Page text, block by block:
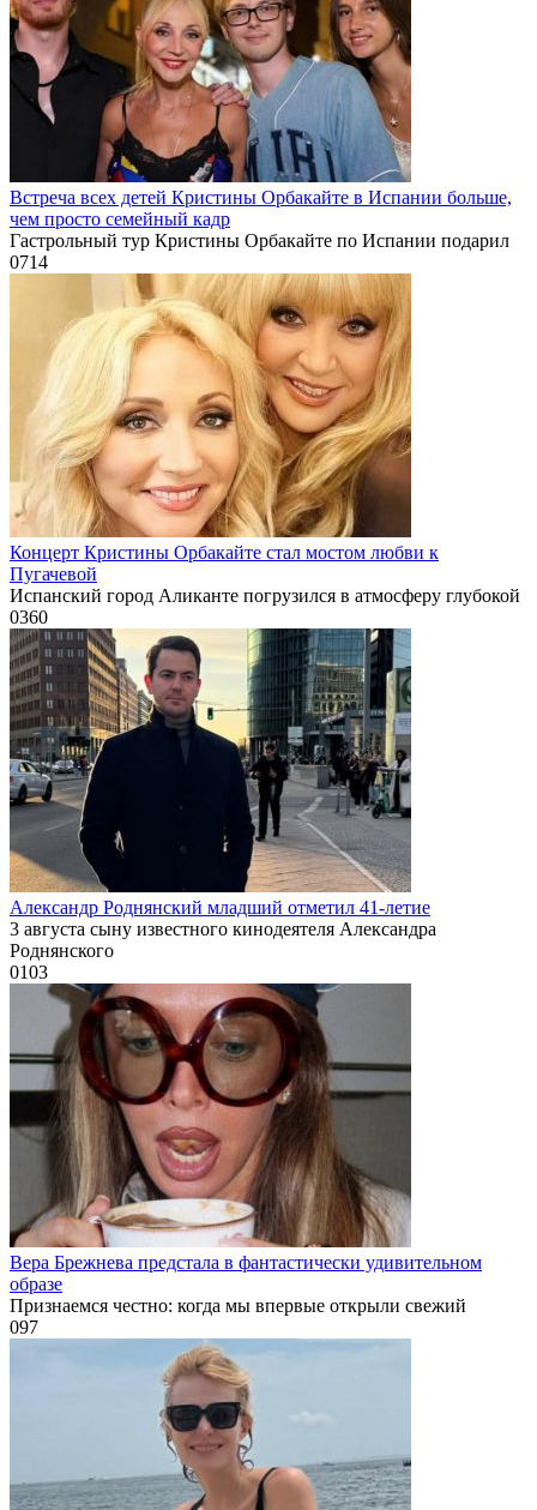
Встреча всех детей Кристины Орбакайте в Испании больше,
чем просто семейный кадр
Гастрольный тур Кристины Орбакайте по Испании подарил
0714
Концерт Кристины Орбакайте стал мостом любви к
Пугачевой
Испанский город Аликанте погрузился в атмосферу глубокой
0360
Александр Роднянский младший отметил 41-летие
3 августа сыну известного кинодеятеля Александра
Роднянского
0103
Вера Брежнева предстала в фантастически удивительном
образе
Признаемся честно: когда мы впервые открыли свежий
097